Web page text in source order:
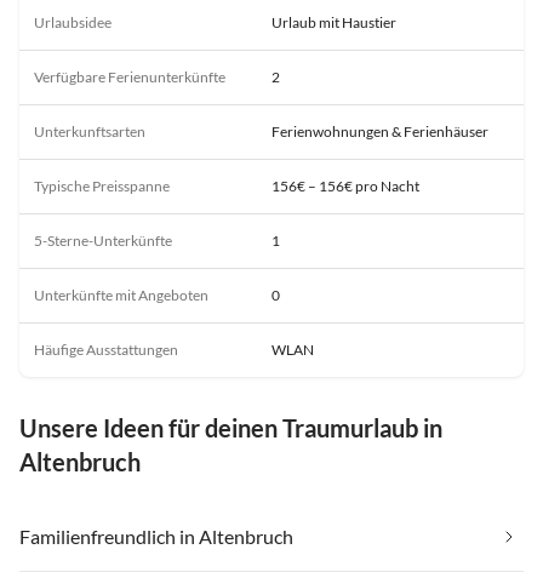
Urlaubsidee Urlaub mit Haustier
Verfügbare Ferienunterkünfte 2
Unterkunftsarten Ferienwohnungen & Ferienhäuser
Typische Preisspanne 156€ – 156€ pro Nacht
5-Sterne-Unterkünfte 1
Unterkünfte mit Angeboten 0
Häufige Ausstattungen WLAN
Unsere Ideen für deinen Traumurlaub in
Altenbruch
Familienfreundlich in Altenbruch